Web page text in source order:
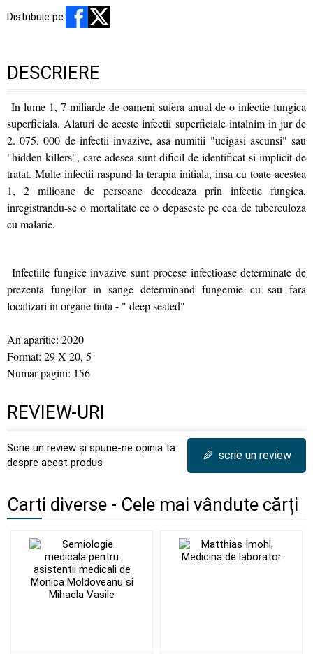
Distribuie pe:
DESCRIERE
In lume 1, 7 miliarde de oameni sufera anual de o infectie fungica
superficiala. Alaturi de aceste infectii superficiale intalnim in jur de
2. 075. 000 de infectii invazive, asa numitii "ucigasi ascunsi" sau
"hidden killers", care adesea sunt dificil de identificat si implicit de
tratat. Multe infectii raspund la terapia initiala, insa cu toate acestea
1, 2 milioane de persoane decedeaza prin infectie fungica,
inregistrandu-se o mortalitate ce o depaseste pe cea de tuberculoza
cu malarie.
Infectiile fungice invazive sunt procese infectioase determinate de
prezenta fungilor in sange determinand fungemie cu sau fara
localizari in organe tinta - " deep seated"
An aparitie: 2020
Format: 29 X 20, 5
Numar pagini: 156
REVIEW-URI
Scrie un review și spune-ne opinia ta
despre acest produs
✎ scrie un review
Carti diverse - Cele mai vândute cărți